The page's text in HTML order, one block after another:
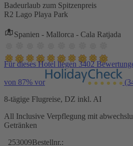
Badeurlaub zum Spitzenpreis
R2 Lago Playa Park
Spanien - Mallorca - Cala Ratjada
Für dieses Hotel liegen 3402
von 87% vor
8-tägige Flugreise, DZ inkl. AI
All Inclusive Verpflegung mit
Getränken
253009Bestellnr.: